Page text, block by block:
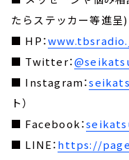
たらステッカー等進呈)
■ HP：
■ Twitter：
■ Instagram：
ト）
■ Facebook：
■ LINE：https://